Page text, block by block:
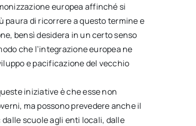
europea affinché si
di ricorrere a questo termine e
bensì desidera in un certo senso
che l’integrazione europea ne
e pacificazione del vecchio
iniziative è che esse non
ma possono prevedere anche il
scuole agli enti locali, dalle